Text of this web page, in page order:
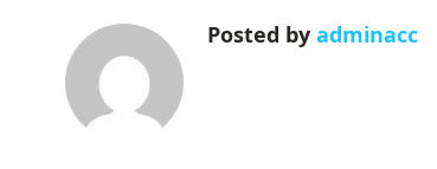
Posted by adminacc